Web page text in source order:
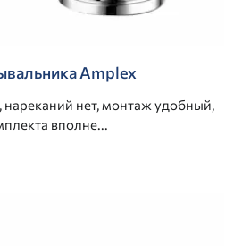
Amplex
нет, монтаж удобный,
вполне...